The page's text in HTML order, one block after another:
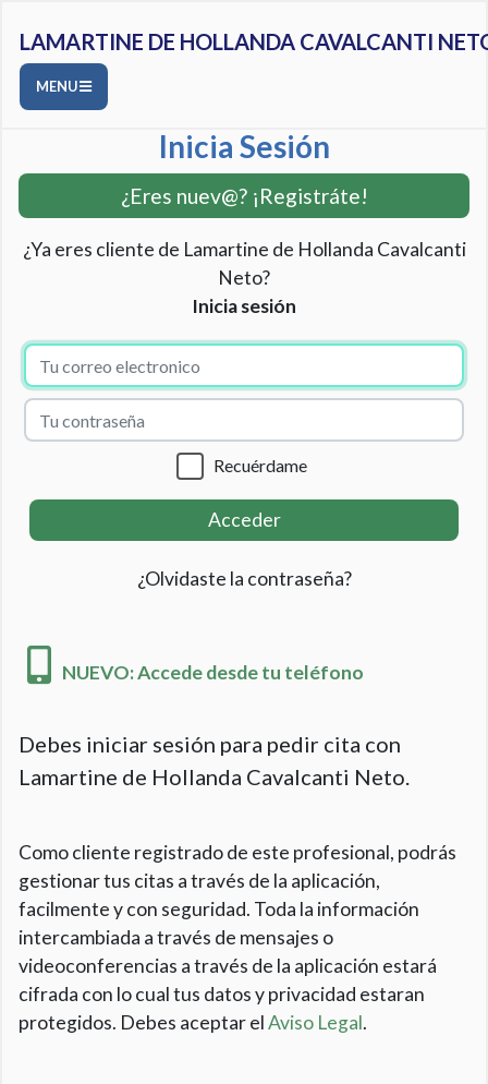
LAMARTINE DE HOLLANDA CAVALCANTI
MENU
Inicia Sesión
¿Eres nuev@? ¡Registráte!
¿Ya eres cliente de Lamartine de Hollanda Cavalcanti
Neto?
Inicia sesión
Recuérdame
Acceder
¿Olvidaste la contraseña?
NUEVO: Accede desde tu teléfono
Debes iniciar sesión para pedir cita con
Lamartine de Hollanda Cavalcanti Neto.
Como cliente registrado de este profesional, podrás
gestionar tus citas a través de la aplicación,
facilmente y con seguridad. Toda la información
intercambiada a través de mensajes o
videoconferencias a través de la aplicación estará
cifrada con lo cual tus datos y privacidad estaran
protegidos. Debes aceptar elAviso Legal.